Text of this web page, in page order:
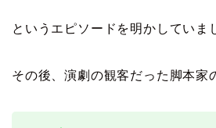
というエピソードを明かしていま
その後、演劇の観客だった脚本家